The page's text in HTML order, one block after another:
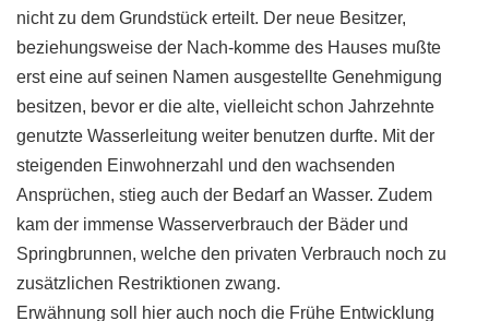
nicht zu dem Grundstück erteilt. Der neue Besitzer,
beziehungsweise der Nach-komme des Hauses mußte
erst eine auf seinen Namen ausgestellte Genehmigung
besitzen, bevor er die alte, vielleicht schon Jahrzehnte
genutzte Wasserleitung weiter benutzen durfte. Mit der
steigenden Einwohnerzahl und den wachsenden
Ansprüchen, stieg auch der Bedarf an Wasser. Zudem
kam der immense Wasserverbrauch der Bäder und
Springbrunnen, welche den privaten Verbrauch noch zu
zusätzlichen Restriktionen zwang.
Erwähnung soll hier auch noch die Frühe Entwicklung